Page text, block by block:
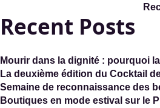
Recent Posts
Mourir dans la dignité : pourquoi
La deuxième édition du Cocktail
Semaine de reconnaissance des
Boutiques en mode estival sur le